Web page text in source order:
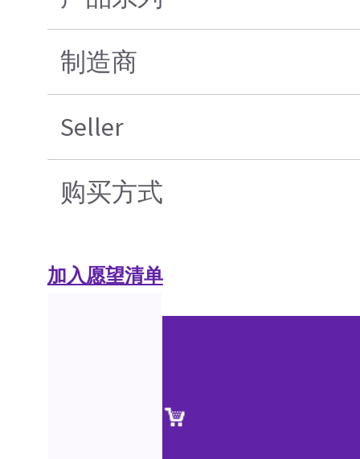
制造商
Seller
购买方式
加入愿望清单